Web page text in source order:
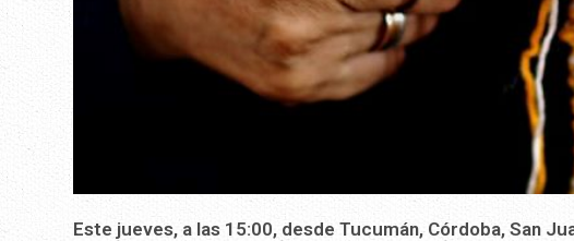
Este jueves, a las 15:00, desde Tucumán, Córdoba, San